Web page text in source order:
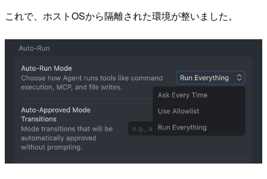
これで、ホストOSから隔離された環境が整いました。